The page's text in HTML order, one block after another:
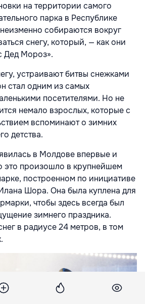
на территории самого
парка в Республике
собираются вокруг
снегу, который, — как они
Дед Мороз».
устраивают битвы снежками
стал одним из самых
посетителями. Но не
немало взрослых, которые с
вспоминают о зимних
детства.
в Молдове впервые и
это произошло в крупнейшем
построенном по инициативе
Шора. Она была куплена для
чтобы здесь всегда был
зимнего праздника.
в радиусе 24 метров, в том